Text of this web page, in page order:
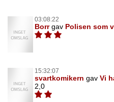
03:08:22
Borrgav Polisen som
15:32:07
svartkomikern gav Vi
2,0